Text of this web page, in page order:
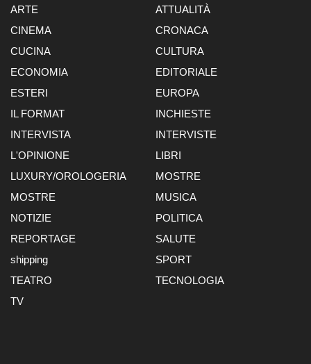
ARTE
ATTUALITÀ
CINEMA
CRONACA
CUCINA
CULTURA
ECONOMIA
EDITORIALE
ESTERI
EUROPA
IL FORMAT
INCHIESTE
INTERVISTA
INTERVISTE
L'OPINIONE
LIBRI
LUXURY/OROLOGERIA
MOSTRE
MOSTRE
MUSICA
NOTIZIE
POLITICA
REPORTAGE
SALUTE
shipping
SPORT
TEATRO
TECNOLOGIA
TV